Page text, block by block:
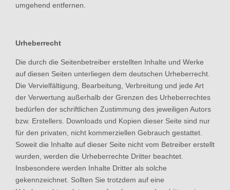
umgehend entfernen.
Urheberrecht
Die durch die Seitenbetreiber erstellten Inhalte und Werke
auf diesen Seiten unterliegen dem deutschen Urheberrecht.
Die Vervielfältigung, Bearbeitung, Verbreitung und jede Art
der Verwertung außerhalb der Grenzen des Urheberrechtes
bedürfen der schriftlichen Zustimmung des jeweiligen Autors
bzw. Erstellers. Downloads und Kopien dieser Seite sind nur
für den privaten, nicht kommerziellen Gebrauch gestattet.
Soweit die Inhalte auf dieser Seite nicht vom Betreiber erstellt
wurden, werden die Urheberrechte Dritter beachtet.
Insbesondere werden Inhalte Dritter als solche
gekennzeichnet. Sollten Sie trotzdem auf eine